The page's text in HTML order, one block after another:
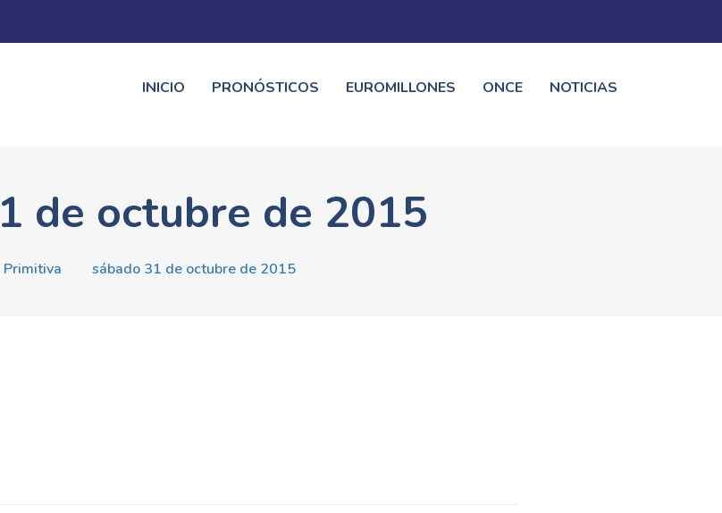
INICIO PRONÓSTICOS EUROMILLONES ONCE NOTICIAS
de octubre de 2015
Primitiva sábado 31 de octubre de 2015